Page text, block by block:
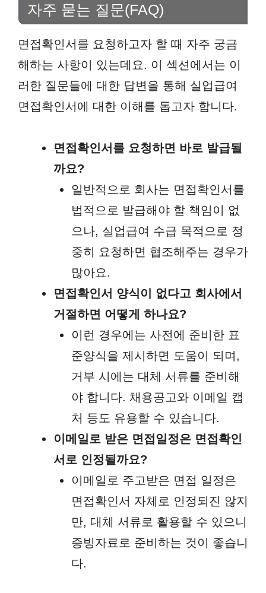
자주 묻는 질문(FAQ)
면접확인서를 요청하고자 할 때 자주 궁금
해하는 사항이 있는데요. 이 섹션에서는 이
러한 질문들에 대한 답변을 통해 실업급여
면접확인서에 대한 이해를 돕고자 합니다.
면접확인서를 요청하면 바로 발급될
까요?
일반적으로 회사는 면접확인서를
법적으로 발급해야 할 책임이 없
으나, 실업급여 수급 목적으로 정
중히 요청하면 협조해주는 경우가
많아요.
면접확인서 양식이 없다고 회사에서
거절하면 어떻게 하나요?
이런 경우에는 사전에 준비한 표
준양식을 제시하면 도움이 되며,
거부 시에는 대체 서류를 준비해
야 합니다. 채용공고와 이메일 캡
처 등도 유용할 수 있습니다.
이메일로 받은 면접일정은 면접확인
서로 인정될까요?
이메일로 주고받은 면접 일정은
면접확인서 자체로 인정되진 않지
만, 대체 서류로 활용할 수 있으니
증빙자료로 준비하는 것이 좋습니
다.